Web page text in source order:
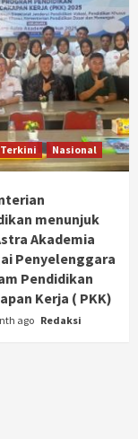
Nasional
menunjuk
Akademia
Penyelenggara
Pendidikan
Kerja ( PKK)
ago Redaksi